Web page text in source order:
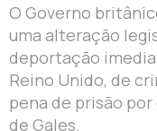
O Governo
uma alteração
deportação
Reino Unido, de
pena de prisão
de Gales.